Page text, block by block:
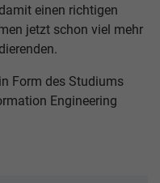
einen richtigen
jetzt schon viel mehr
Form des Studiums
Engineering